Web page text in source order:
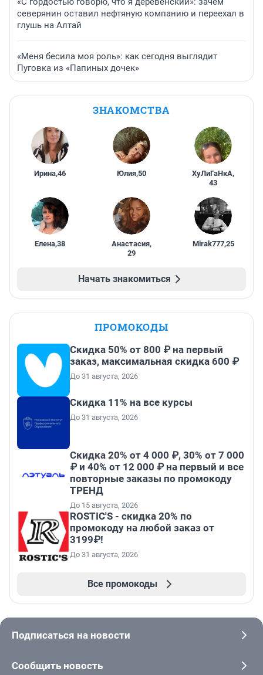
северянин оставил нефтяную компанию и переехал в
глушь на Алтай
«Меня бесила моя роль»: как сегодня выглядит
Пуговка из «Папиных дочек»
ЗНАКОМСТВА
Ирина,46 Юлия,50 ХуЛиГаНкА,
43
Елена,38 Анастасия,
29
Mirak777,25
Начать знакомиться
ПРОМОКОДЫ
Скидка 50% от 800 ₽ на первый
заказ, максимальная скидка 600 ₽
До 31 августа, 2026
Скидка 11% на все курсы
До 31 августа, 2026
Скидка 20% от 4 000 ₽, 30% от 7 000
₽ и 40% от 12 000 ₽ на первый и все
повторные заказы по промокоду
ТРЕНД
До 15 августа, 2026
ROSTIC'S - скидка 20% по
промокоду на любой заказ от
3199₽!
До 31 августа, 2026
Все промокоды
Подписаться на новости
Сообщить новость